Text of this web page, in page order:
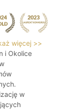
więcej >>
i Okolice
w